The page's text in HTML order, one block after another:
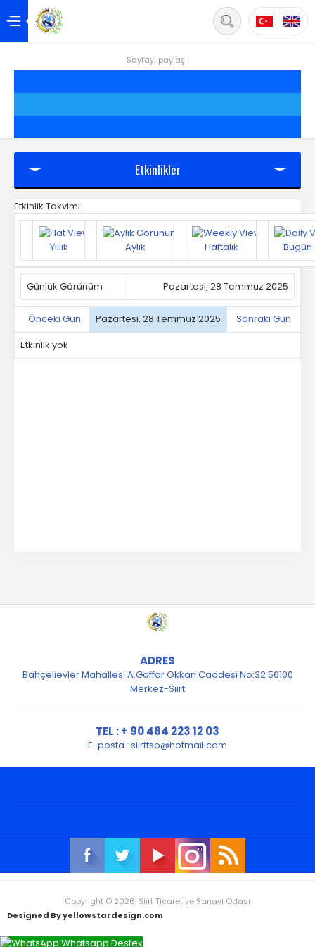
Hakkımızda
Projeler
Siirt
Yönetim
Mevzuat
Başkan
İletişim
Sayfayı paylaş :
Etkinlikler
Etkinlik Takvimi
Yıllık Aylık Haftalık Bugün
Günlük Görünüm Pazartesi, 28 Temmuz 2025
Önceki Gün Pazartesi, 28 Temmuz 2025
Sonraki Gün
Etkinlik yok
ADRES
Bahçelievler Mahallesi A.Gaffar Okkan Caddesi No:32 56100
Merkez-Siirt
TEL : + 90 484 223 12 03
E-posta : siirttso@hotmail.com
Copyright © 2026. Siirt Ticaret ve Sanayi Odası
Designed By yellowstardesign.com
Whatsapp Destek